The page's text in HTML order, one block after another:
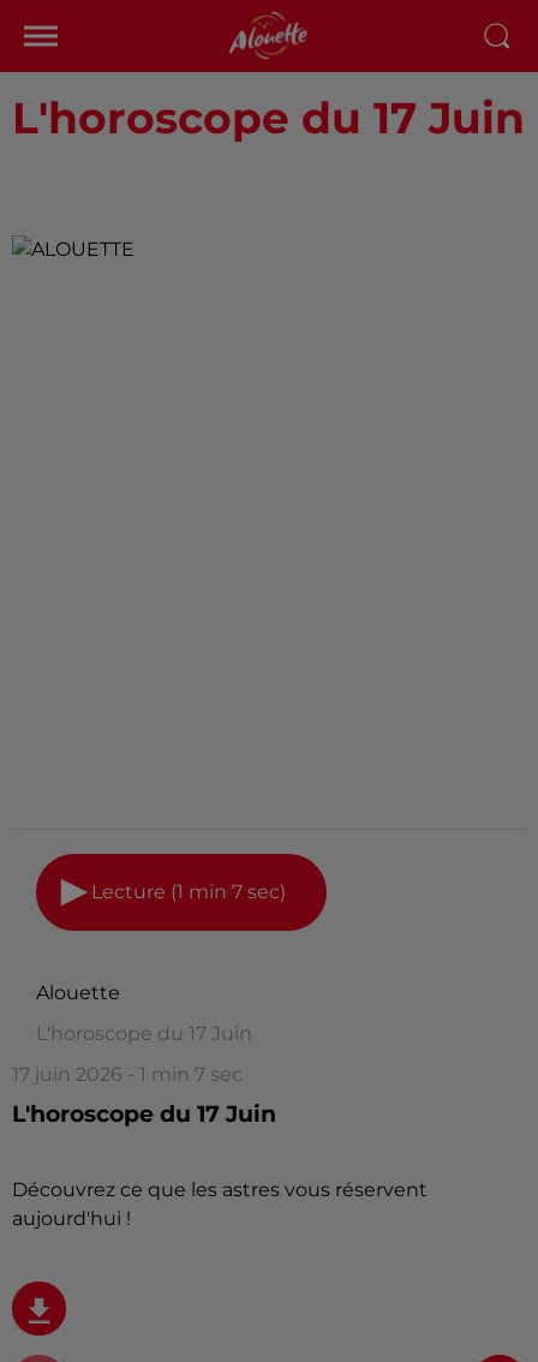
L'horoscope du 17 Juin
Lecture (1 min 7 sec)
Alouette
L'horoscope du 17 Juin
17 juin 2026 - 1 min 7 sec
L'horoscope du 17 Juin
Découvrez ce que les astres vous réservent
aujourd'hui !